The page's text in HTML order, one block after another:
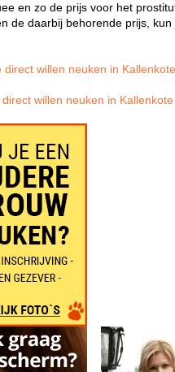
en zo de prijs voor het
de daarbij behorende prijs,
willen neuken in Kallenkote
willen neuken in Kallenkote